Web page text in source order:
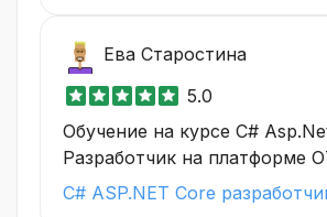
Ева Старостина
5.0
Обучение на курсе C#
Разработчик на платформе
C# ASP.NET Core